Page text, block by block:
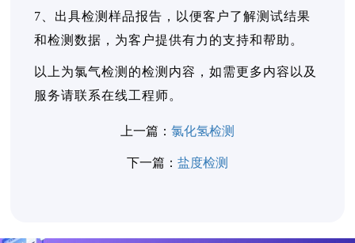
7、出具检测样品报告，以便客户了解测试结果
和检测数据，为客户提供有力的支持和帮助。
以上为氯气检测的检测内容，如需更多内容以及
服务请联系在线工程师。
上一篇： 氯化氢检测
下一篇： 盐度检测